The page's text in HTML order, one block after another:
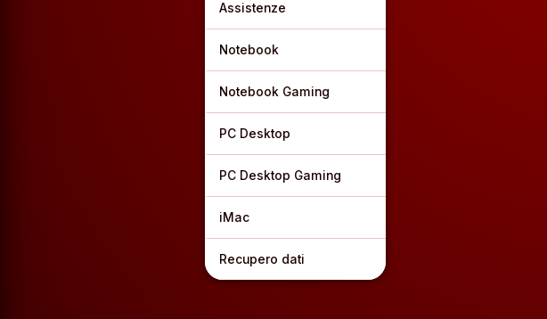
Assistenze
Notebook
Notebook Gaming
PC Desktop
PC Desktop Gaming
iMac
Recupero dati